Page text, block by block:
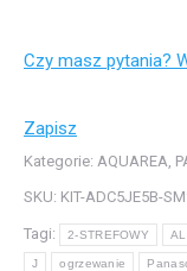
do
I
chodzenia
SERIA
HIGH-
PERFORMANCE
Czy masz pytania?
Zapisz
Kategorie: AQUAREA,
SKU: KIT-ADC5JE5B-
Tagi: 2-STREFOWY
J ogrzewanie